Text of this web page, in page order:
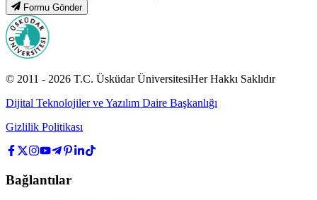
Formu Gönder
© 2011 - 2026 T.C. Üsküdar ÜniversitesiHer Hakkı Saklıdır
Dijital Teknolojiler ve Yazılım Daire Başkanlığı
Gizlilik Politikası
Bağlantılar